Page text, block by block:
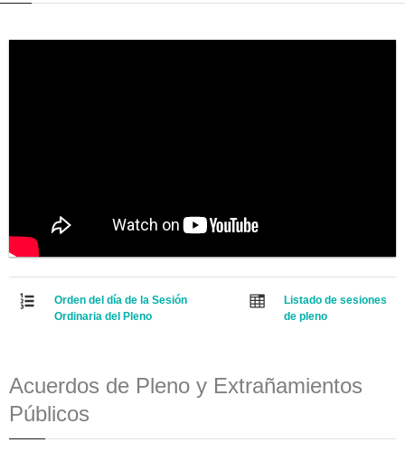
Orden del día de la Sesión
Ordinaria del Pleno
Listado de sesiones
de pleno
Acuerdos de Pleno y Extrañamientos
Públicos